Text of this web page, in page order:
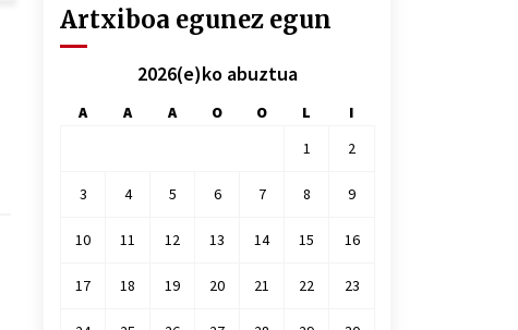
Artxiboa egunez egun
2026(e)ko abuztua
A A A O O L
I
1
2
3 4 5 6 7 8 9
10 11 12 13 14 15 16
17 18 19 20 21 22 23